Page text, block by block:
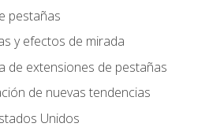
pestañas
y efectos de mirada
de extensiones de pestañas
de nuevas tendencias
Unidos